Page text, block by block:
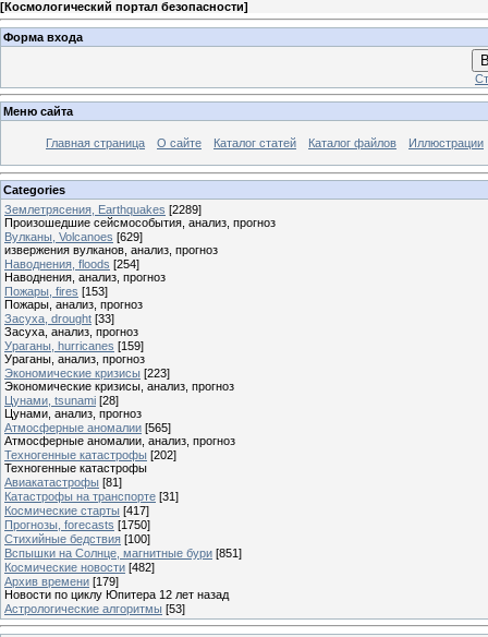
[Космологический портал безопасности]
Форма входа
Меню сайта
Главная страница О сайте Каталог статей Каталог файлов Иллюстрации
Categories
Землетрясения, Earthquakes [2289]
Произошедшие сейсмособытия, анализ, прогноз
Вулканы, Volcanoes [629]
извержения вулканов, анализ, прогноз
Наводнения, floods [254]
Наводнения, анализ, прогноз
Пожары, fires [153]
Пожары, анализ, прогноз
Засуха, drought [33]
Засуха, анализ, прогноз
Ураганы, hurricanes [159]
Ураганы, анализ, прогноз
Экономические кризисы [223]
Экономические кризисы, анализ, прогноз
Цунами, tsunami [28]
Цунами, анализ, прогноз
Атмосферные аномалии [565]
Атмосферные аномалии, анализ, прогноз
Техногенные катастрофы [202]
Техногенные катастрофы
Авиакатастрофы [81]
Катастрофы на транспорте [31]
Космические старты [417]
Прогнозы, forecasts [1750]
Стихийные бедствия [100]
Вспышки на Солнце, магнитные бури [851]
Космические новости [482]
Архив времени [179]
Новости по циклу Юпитера 12 лет назад
Астрологические алгоритмы [53]